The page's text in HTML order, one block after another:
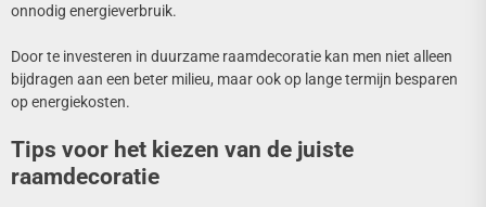
onnodig energieverbruik.
Door te investeren in duurzame raamdecoratie kan men niet alleen
bijdragen aan een beter milieu, maar ook op lange termijn besparen
op energiekosten.
Tips voor het kiezen van de juiste
raamdecoratie